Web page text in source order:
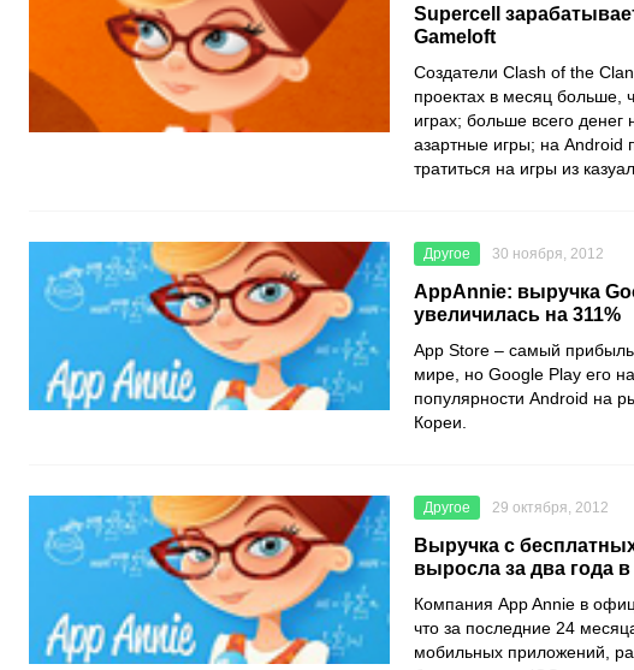
Supercell
Gameloft
Создатели Clash of the
проектах в месяц
играх; больше всего денег
азартные игры; на Android
тратиться на игры из
Другое 30 ноября, 2012
AppAnnie: выручка
увеличилась на 311%
App Store – самый
мире, но Google Play его
популярности Android на
Кореи.
Другое 29 октября, 2012
Выручка с
выросла за два года в
Компания App Annie в
что за последние 24
мобильных приложений,